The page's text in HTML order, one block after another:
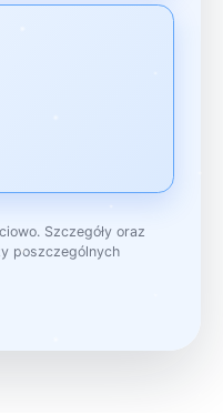
Szczegóły oraz
poszczególnych